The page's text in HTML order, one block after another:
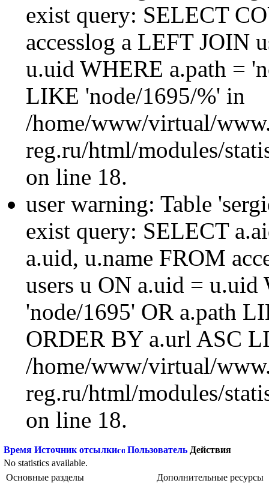
exist query: SELECT
accesslog a LEFT JOIN
u.uid WHERE a.path =
LIKE 'node/1695/%' in
/home/www/virtual/
reg.ru/html/modules/
on line 18.
user warning: Table
exist query: SELECT
a.uid, u.name FROM
users u ON a.uid = u.uid
'node/1695' OR a.path
ORDER BY a.url ASC
/home/www/virtual/
reg.ru/html/modules/
on line 18.
Время Источник отсылки Пользователь Действия
No statistics available.
Основные разделы
Дополнительные ресурсы